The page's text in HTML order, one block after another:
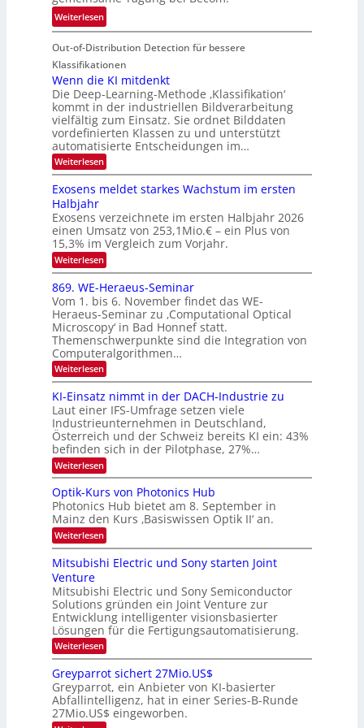
e
i
n
V
I
S
I
O
N
T
e
c
h
T
a
k
s
T
o
r
e
n
a
u
f
d
e
r
V
S
I
O
N
2
0
2
6
Weiterlesen:
T
a
g
u
n
g
z
u
E
l
e
t
r
o
n
k
-
u
n
d
B
i
l
d
v
e
r
a
r
b
e
i
n
g
s
-
T
e
n
d
Out-of-Distribution Detection für bessere
Klassifikationen
Wenn die KI mitdenkt
Die Deep-Learning-Methode ‚Klassifikation‘
kommt in der industriellen Bildverarbeitung
vielfältig zum Einsatz. Sie ordnet Bilddaten
vordefinierten Klassen zu und unterstützt
automatisierte Entscheidungen im…
Weiterlesen:
W
n
d
i
e
K
I
m
i
t
d
e
n
k
t
Exosens meldet starkes Wachstum im ersten
Halbjahr
Exosens verzeichnete im ersten Halbjahr 2026
einen Umsatz von 253,1Mio.€ – ein Plus von
15,3% im Vergleich zum Vorjahr.
Weiterlesen:
E
x
o
s
e
n
s
m
e
l
d
e
t
s
t
a
r
k
e
W
a
c
h
s
u
i
m
e
r
s
t
e
n
H
a
l
b
j
869. WE-Heraeus-Seminar
Vom 1. bis 6. November findet das WE-
Heraeus-Seminar zu ‚Computational Optical
Microscopy‘ in Bad Honnef statt.
Themenschwerpunkte sind die Integration von
Computeralgorithmen…
Weiterlesen:
8
9
.
W
E
-
H
e
r
a
e
u
s
-
S
e
n
a
r
KI-Einsatz nimmt in der DACH-Industrie zu
Laut einer IFS-Umfrage setzen viele
Industrieunternehmen in Deutschland,
Österreich und der Schweiz bereits KI ein: 43%
befinden sich in der Pilotphase, 27%…
Weiterlesen:
K
-
E
i
n
s
t
n
m
m
t
i
n
d
e
r
D
A
Optik-Kurs von Photonics Hub
Photonics Hub bietet am 8. September in
Mainz den Kurs ‚Basiswissen Optik II‘ an.
Weiterlesen:
O
p
t
k
-
K
u
r
s
v
o
n
P
h
o
Mitsubishi Electric und Sony starten Joint
Venture
Mitsubishi Electric und Sony Semiconductor
Solutions gründen ein Joint Venture zur
Entwicklung intelligenter visionsbasierter
Lösungen für die Fertigungsautomatisierung.
Weiterlesen:
M
t
s
u
b
i
Greyparrot sichert 27Mio.US$
Greyparrot, ein Anbieter von KI-basierter
Abfallintelligenz, hat in einer Series-B-Runde
27Mio.US$ eingeworben.